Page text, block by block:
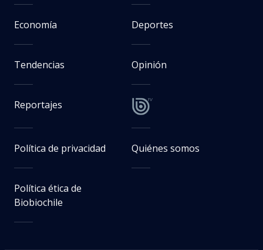
Economía Deportes
Tendencias Opinión
Reportajes
Política de privacidad Quiénes somos
Política ética de
Biobiochile